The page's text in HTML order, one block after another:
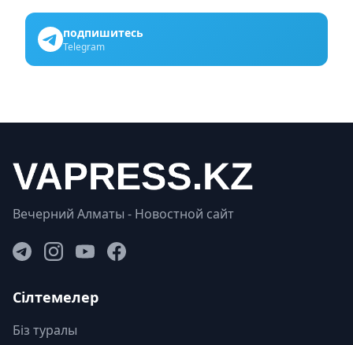
подпишитесь
Telegram
Вечерний Алматы - Новостной сайт
Сілтемелер
Біз туралы